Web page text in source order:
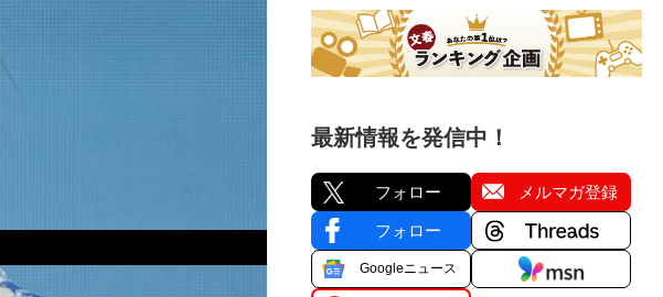
最新情報を発信中！
フォロー メルマガ登録
フォロー
Googleニュース